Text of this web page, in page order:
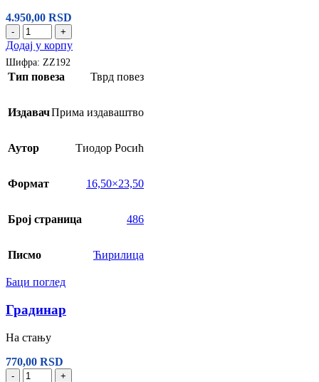
4.950,00 RSD
- +
Додај у корпу
Шифра: ZZ192
Тип повеза Тврд повез
ИздавачПрима издаваштво
Аутор Тиодор Росић
Формат 16,50×23,50
Број страница 486
Писмо Ћирилица
Баци поглед
Градинар
На стању
770,00 RSD
- +